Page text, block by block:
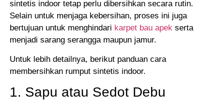
sintetis indoor tetap perlu dibersihkan secara rutin.
Selain untuk menjaga kebersihan, proses ini juga
bertujuan untuk menghindari karpet bau apek serta
menjadi sarang serangga maupun jamur.
Untuk lebih detailnya, berikut panduan cara
membersihkan rumput sintetis indoor.
1. Sapu atau Sedot Debu